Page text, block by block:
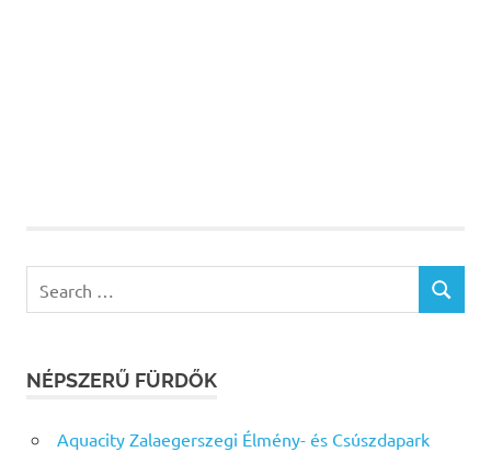
for:
SEARCH
NÉPSZERŰ FÜRDŐK
Aquacity Zalaegerszegi Élmény- és Csúszdapark